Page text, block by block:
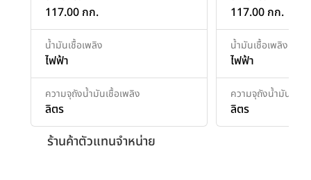
117.00 กก.
น้ำมันเชื้อเพลิง
ไฟฟ้า
ความจุถังน้ำมันเชื้อเพลิง
ลิตร
117.00 กก.
น้ำมันเชื้อเพลิง
ไฟฟ้า
ความจุถังน้ำมันเชื้อ
ลิตร
ร้านค้าตัวแทนจำหน่าย